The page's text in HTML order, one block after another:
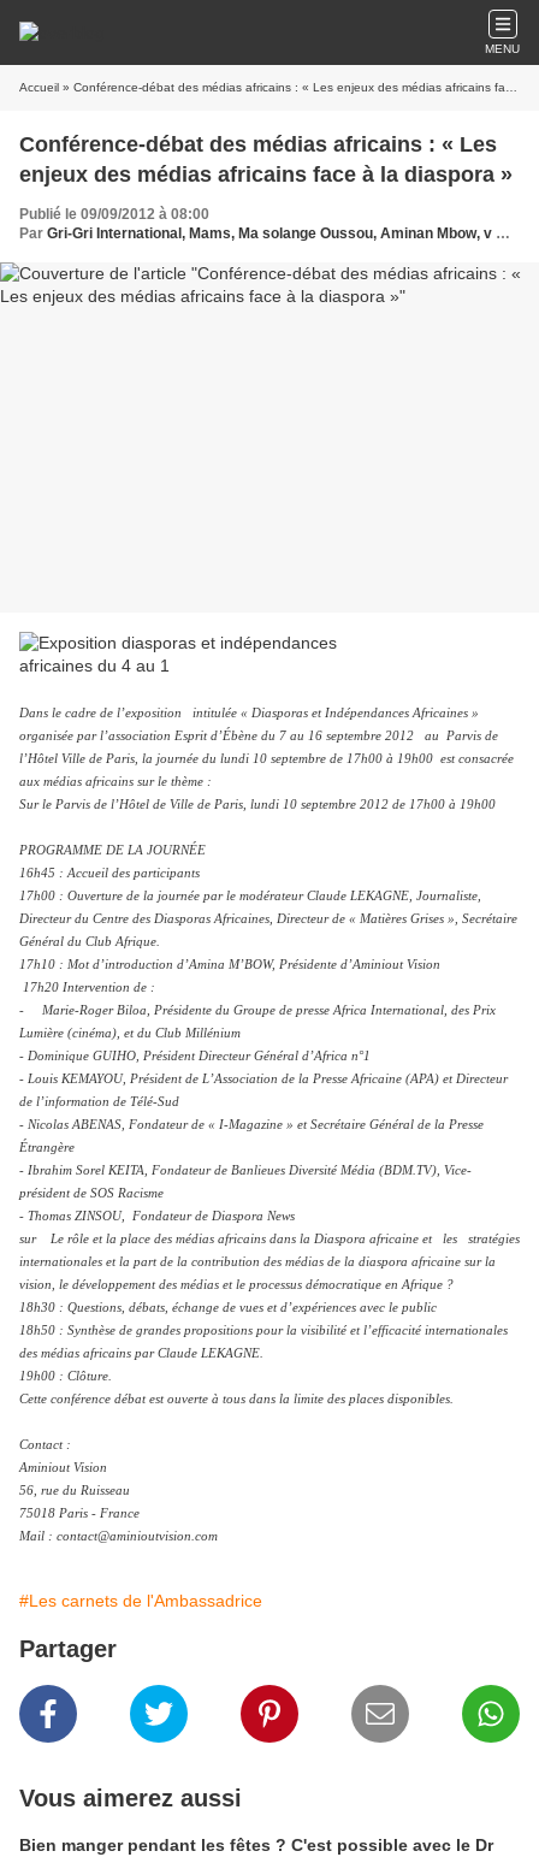
MENU
Accueil » Conférence-débat des médias africains : « Les enjeux des médias africains face à la diaspora »
Conférence-débat des médias africains : « Les
enjeux des médias africains face à la diaspora »
Publié le 09/09/2012 à 08:00
Par Gri-Gri International, Mams, Ma solange Oussou, Aminan Mbow, v Afrique, EU, Paris, Dominique GUIHO, EU
Dans le cadre de l’exposition intitulée « Diasporas et Indépendances Africaines »
organisée par l’association Esprit d’Ébène du 7 au 16 septembre 2012 au Parvis de
l’Hôtel Ville de Paris, la journée du lundi 10 septembre de 17h00 à 19h00 est consacrée
aux médias africains sur le thème :
Sur le Parvis de l’Hôtel de Ville de Paris, lundi 10 septembre 2012 de 17h00 à 19h00
PROGRAMME DE LA JOURNÉE
16h45 : Accueil des participants
17h00 : Ouverture de la journée par le modérateur Claude LEKAGNE, Journaliste,
Directeur du Centre des Diasporas Africaines, Directeur de « Matières Grises », Secrétaire
Général du Club Afrique.
17h10 : Mot d’introduction d’Amina M’BOW, Présidente d’Aminiout Vision
17h20 Intervention de :
- Marie-Roger Biloa, Présidente du Groupe de presse Africa International, des Prix
Lumière (cinéma), et du Club Millénium
- Dominique GUIHO, Président Directeur Général d’Africa n°1
- Louis KEMAYOU, Président de L’Association de la Presse Africaine (APA) et Directeur
de l’information de Télé-Sud
- Nicolas ABENAS, Fondateur de « I-Magazine » et Secrétaire Général de la Presse
Étrangère
- Ibrahim Sorel KEITA, Fondateur de Banlieues Diversité Média (BDM.TV), Vice-
président de SOS Racisme
- Thomas ZINSOU, Fondateur de Diaspora News
sur Le rôle et la place des médias africains dans la Diaspora africaine et les stratégies
internationales et la part de la contribution des médias de la diaspora africaine sur la
vision, le développement des médias et le processus démocratique en Afrique ?
18h30 : Questions, débats, échange de vues et d’expériences avec le public
18h50 : Synthèse de grandes propositions pour la visibilité et l’efficacité internationales
des médias africains par Claude LEKAGNE.
19h00 : Clôture.
Cette conférence débat est ouverte à tous dans la limite des places disponibles.
Contact :
Aminiout Vision
56, rue du Ruisseau
75018 Paris - France
Mail : contact@aminioutvision.com
#Les carnets de l'Ambassadrice
Partager
Vous aimerez aussi
Bien manger pendant les fêtes ? C'est possible avec le Dr